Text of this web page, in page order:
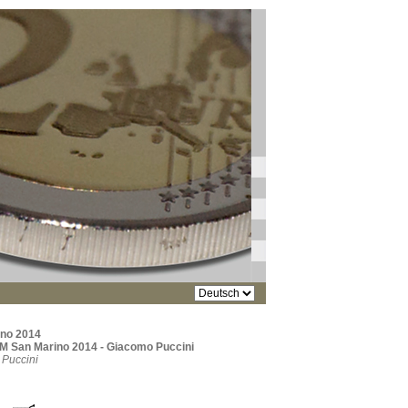
2014
San Marino 2014 - Giacomo Puccini